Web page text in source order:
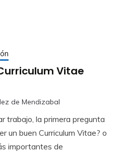
Vitae
de Mendizabal
trabajo, la primera pregunta
un buen Curriculum Vitae? o
importantes de